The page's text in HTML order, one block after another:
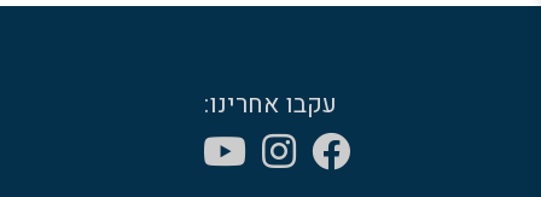
עקבו אחרינו: